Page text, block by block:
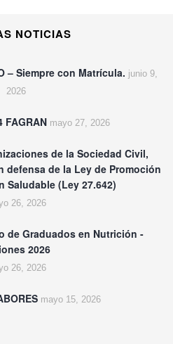
NOTICIAS
– Siempre con Matrícula. junio 9,
2026
FAGRAN mayo 27, 2026
de la Sociedad Civil,
defensa de la Ley de Promoción
Saludable (Ley 27.642)
26, 2026
de Graduados en Nutrición -
2026
26, 2026
mayo 15, 2026